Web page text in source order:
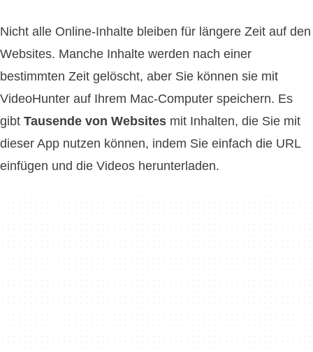
Nicht alle Online-Inhalte bleiben für längere Zeit auf den
Websites. Manche Inhalte werden nach einer
bestimmten Zeit gelöscht, aber Sie können sie mit
VideoHunter auf Ihrem Mac-Computer speichern. Es
gibt Tausende von Websites mit Inhalten, die Sie mit
dieser App nutzen können, indem Sie einfach die URL
einfügen und die Videos herunterladen.